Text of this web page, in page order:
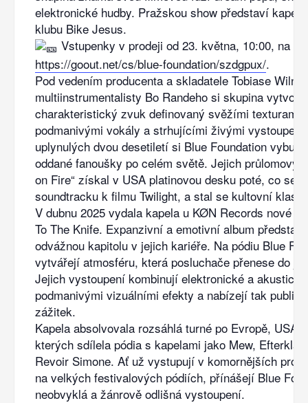
elektronické hudby. Pražskou show představí
klubu Bike Jesus.
Vstupenky v prodeji od 23. května, 10:00, na
https://goout.net/cs/blue-foundation/szdgpux/.
Pod vedením producenta a skladatele Tobiase
multiinstrumentalisty Bo Randeho si skupina
charakteristický zvuk definovaný svěžími texturami,
podmanivými vokály a strhujícími živými
uplynulých dvou desetiletí si Blue Foundation
oddané fanoušky po celém světě. Jejich průlomový
on Fire“ získal v USA platinovou desku poté, co se
soundtracku k filmu Twilight, a stal se kultovní
V dubnu 2025 vydala kapela u KØN Records nové
To The Knife. Expanzivní a emotivní album
odvážnou kapitolu v jejich kariéře. Na pódiu Blue
vytvářejí atmosféru, která posluchače přenese do
Jejich vystoupení kombinují elektronické a
podmanivými vizuálními efekty a nabízejí tak
zážitek.
Kapela absolvovala rozsáhlá turné po Evropě, USA
kterých sdílela pódia s kapelami jako Mew,
Revoir Simone. Ať už vystupují v komornějších
na velkých festivalových pódiích, přínášejí Blue
neobvyklá a žánrově odlišná vystoupení.